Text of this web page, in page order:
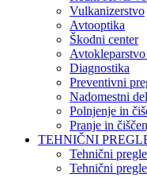
Vulkanizerstvo
Avtooptika
Škodni center
Diagnostika
Preventivni
Nadomestni
Polnjenje in
Pranje in
TEHNIČNI
Tehnični
Tehnični